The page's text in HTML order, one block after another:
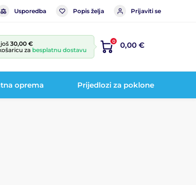
Usporedba Popis želja Prijaviti se
30,00 €
za besplatnu dostavu
0 0,00 €
oprema Prijedlozi za poklone